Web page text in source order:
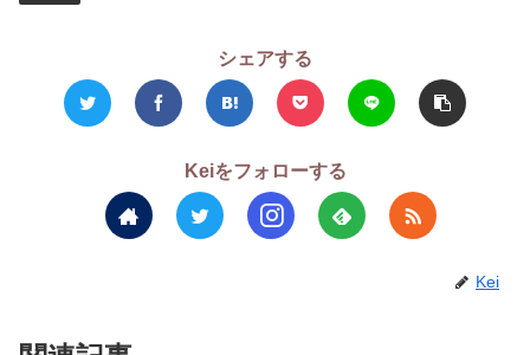
シェアする
Keiをフォローする
Kei